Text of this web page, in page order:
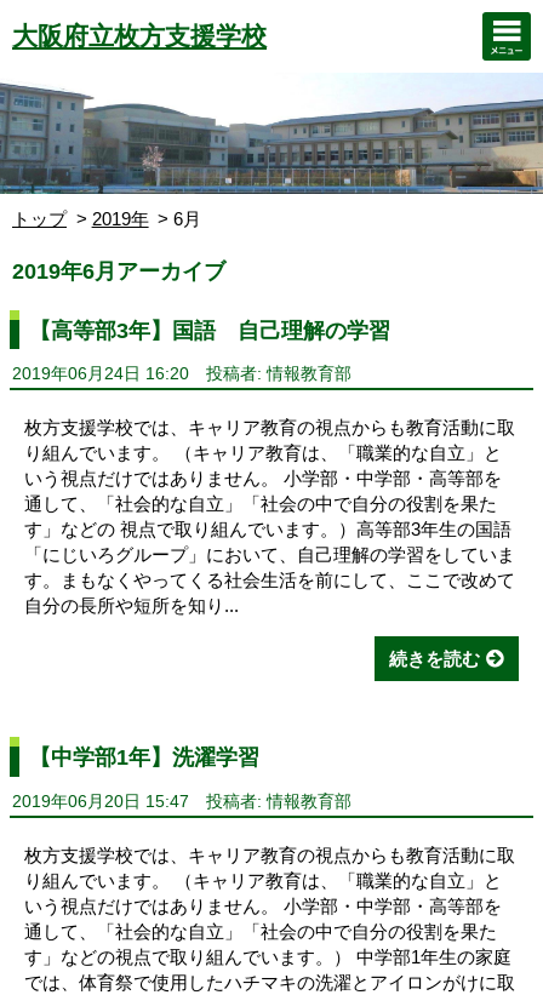
大阪府立枚方支援学校
トップ 2019年 6月
2019年6月アーカイブ
【高等部3年】国語 自己理解の学習
2019年06月24日 16:20 投稿者: 情報教育部
枚方支援学校では、キャリア教育の視点からも教育活動に取
り組んでいます。 （キャリア教育は、「職業的な自立」と
いう視点だけではありません。 小学部・中学部・高等部を
通して、「社会的な自立」「社会の中で自分の役割を果た
す」などの 視点で取り組んでいます。）高等部3年生の国語
「にじいろグループ」において、自己理解の学習をしていま
す。まもなくやってくる社会生活を前にして、ここで改めて
自分の長所や短所を知り...
続きを読む
【中学部1年】洗濯学習
2019年06月20日 15:47 投稿者: 情報教育部
枚方支援学校では、キャリア教育の視点からも教育活動に取
り組んでいます。 （キャリア教育は、「職業的な自立」と
いう視点だけではありません。 小学部・中学部・高等部を
通して、「社会的な自立」「社会の中で自分の役割を果た
す」などの視点で取り組んでいます。） 中学部1年生の家庭
では、体育祭で使用したハチマキの洗濯とアイロンがけに取